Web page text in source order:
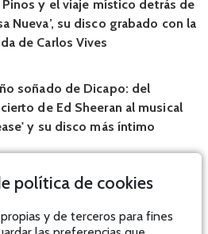
Pinos y el viaje místico detrás de
Nueva’, su disco grabado con la
de Carlos Vives
soñado de Dicapo: del
de Ed Sheeran al musical
y su disco más íntimo
política de cookies
y de terceros para fines